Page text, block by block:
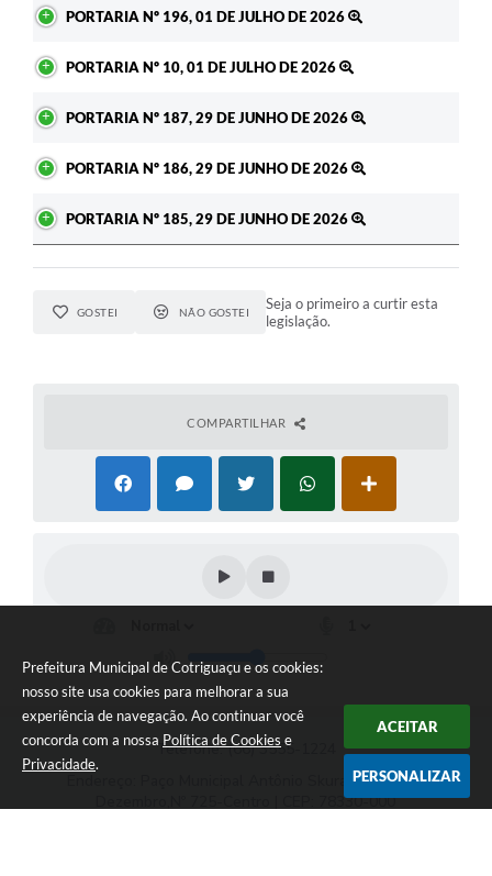
Prefeitura Municipal de Cotriguaçu e os cookies:
nosso site usa cookies para melhorar a sua
experiência de navegação. Ao continuar você
concorda com a nossa Política de Cookies e
Privacidade.
ACEITAR
PERSONALIZAR
PORTARIA Nº 196, 01 DE JULHO DE 2026
PORTARIA Nº 10, 01 DE JULHO DE 2026
PORTARIA Nº 187, 29 DE JUNHO DE 2026
PORTARIA Nº 186, 29 DE JUNHO DE 2026
PORTARIA Nº 185, 29 DE JUNHO DE 2026
GOSTEI NÃO GOSTEI
Seja o primeiro a curtir esta
legislação.
COMPARTILHAR
Telefone: (66) 3555-1224
Endereço: Paço Municipal Antônio Skura - Av 20 de
Dezembro,Nº 725-Centro | CEP: 78330-000